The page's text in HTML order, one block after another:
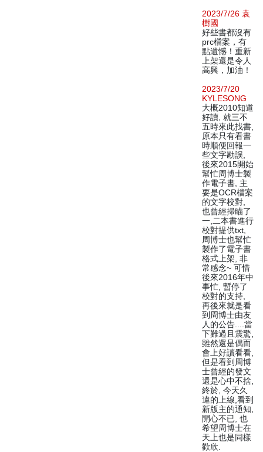
2023/7/26 袁
樹國
好些書都沒有
prc檔案，有
點遺憾！重新
上架還是令人
高興，加油！
2023/7/20
KYLESONG
大概2010知道
好讀, 就三不
五時來此找書,
原本只有看書
時順便回報一
些文字勘誤,
後來2015開始
幫忙周博士製
作電子書, 主
要是OCR檔案
的文字校對,
也曾經掃瞄了
一,二本書進行
校對提供txt,
周博士也幫忙
製作了電子書
格式上架, 非
常感念~ 可惜
後來2016年中
事忙, 暫停了
校對的支持,
再後來就是看
到周博士由友
人的公告....當
下難過且震驚,
雖然還是偶而
會上好讀看看,
但是看到周博
士曾經的發文
還是心中不捨,
終於, 今天久
違的上線,看到
新版主的通知,
開心不已, 也
希望周博士在
天上也是同樣
歡欣.